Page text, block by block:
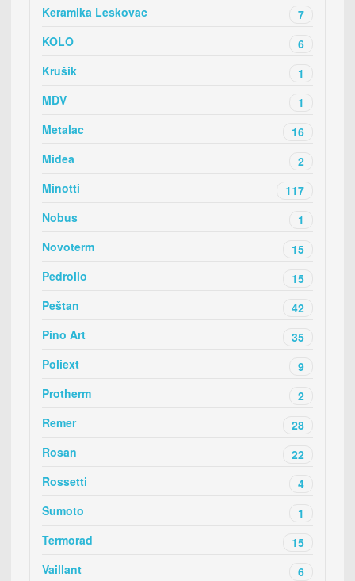
Keramika Leskovac
7
KOLO
6
Krušik
1
MDV
1
Metalac
16
Midea
2
Minotti
117
Nobus
1
Novoterm
15
Pedrollo
15
Peštan
42
Pino Art
35
Poliext
9
Protherm
2
Remer
28
Rosan
22
Rossetti
4
Sumoto
1
Termorad
15
Vaillant
6